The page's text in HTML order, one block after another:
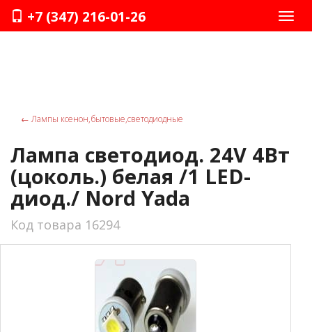
+7 (347) 216-01-26
←Лампы ксенон,бытовые,светодиодные
Лампа светодиод. 24V 4Вт
(цоколь.) белая /1 LED-
диод./ Nord Yada
Код товара 16294